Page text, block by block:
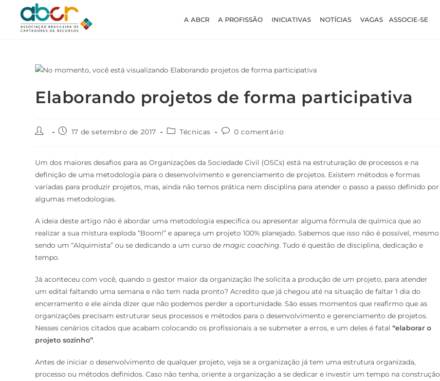
A ABCR A PROFISSÃO INICIATIVAS NOTÍCIAS VAGAS ASSOCIE-SE
Elaborando projetos de forma participativa
17 de setembro de 2017 Técnicas 0 comentário
Um dos maiores desafios para as Organizações da Sociedade Civil (OSCs) está na estruturação de processos e na
definição de uma metodologia para o desenvolvimento e gerenciamento de projetos. Existem métodos e formas
variadas para produzir projetos, mas, ainda não temos prática nem disciplina para atender o passo a passo definido por
algumas metodologias.
A ideia deste artigo não é abordar uma metodologia especifica ou apresentar alguma fórmula de química que ao
realizar a sua mistura exploda “Boom!” e apareça um projeto 100% planejado. Sabemos que isso não é possível, mesmo
sendo um “Alquimista” ou se dedicando a um curso de magic coaching. Tudo é questão de disciplina, dedicação e
tempo.
Já aconteceu com você, quando o gestor maior da organização lhe solicita a produção de um projeto, para atender
um edital faltando uma semana e não tem nada pronto? Acredito que já chegou até na situação de faltar 1 dia do
encerramento e ele ainda dizer que não podemos perder a oportunidade. São esses momentos que reafirmo que as
organizações precisam estruturar seus processos e métodos para o desenvolvimento e gerenciamento de projetos.
Nesses cenários citados que acabam colocando os profissionais a se submeter a erros, e um deles é fatal “elaborar o
projeto sozinho”.
Antes de iniciar o desenvolvimento de qualquer projeto, veja se a organização já tem uma estrutura organizada,
processo ou métodos definidos. Caso não tenha, oriente a organização a se dedicar e investir um tempo na construção